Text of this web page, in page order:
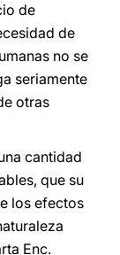
de
de
no se
seriamente
otras
cantidad
que su
los efectos
Enc.